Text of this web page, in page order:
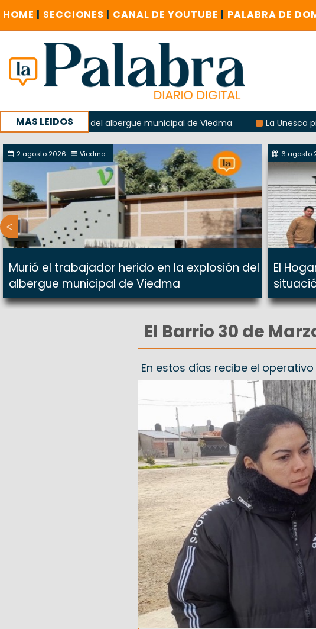
HOME | SECCIONES | CANAL DE YOUTUBE | PALABRA DE
MAS LEIDOSdel albergue municipal de Viedma La Unesco pidió
con un encuentro provincial en Roca
2 agosto 2026 Viedma
Murió el trabajador herido en la explosión del
albergue municipal de Viedma
6 agosto
El
El Barrio 30 de
En estos días recibe el